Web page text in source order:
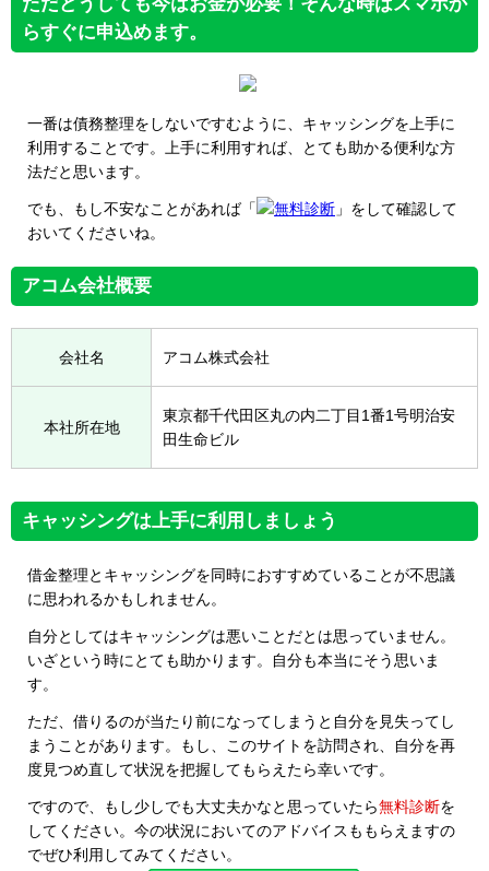
らすぐに申込めます。
一番は債務整理をしないですむように、キャッシングを上手に
利用することです。上手に利用すれば、とても助かる便利な方
法だと思います。
でも、もし不安なことがあれば「 無料診断 」をして確認して
おいてくださいね。
アコム会社概要
会社名 アコム株式会社
本社所在地
東京都千代田区丸の内二丁目1番1号明治安
田生命ビル
キャッシングは上手に利用しましょう
借金整理とキャッシングを同時におすすめていることが不思議
に思われるかもしれません。
自分としてはキャッシングは悪いことだとは思っていません。
いざという時にとても助かります。自分も本当にそう思いま
す。
ただ、借りるのが当たり前になってしまうと自分を見失ってし
まうことがあります。もし、このサイトを訪問され、自分を再
度見つめ直して状況を把握してもらえたら幸いです。
ですので、もし少しでも大丈夫かなと思っていたら無料診断を
してください。今の状況においてのアドバイスももらえますの
でぜひ利用してみてください。